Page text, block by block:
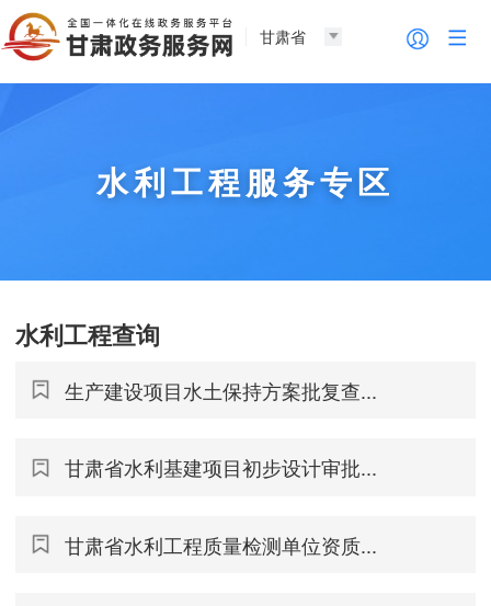
甘肃省
水利工程服务专区
水利工程查询
生产建设项目水土保持方案批复查...
甘肃省水利基建项目初步设计审批...
甘肃省水利工程质量检测单位资质...